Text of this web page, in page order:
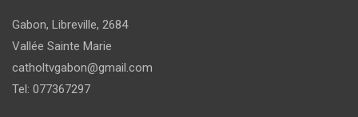
Gabon, Libreville, 2684
Vallée Sainte Marie
catholtvgabon@gmail.com
Tel: 077367297